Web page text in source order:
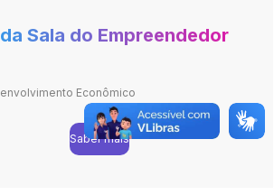
Sala do Empreendedor
Econômico
Saber mais